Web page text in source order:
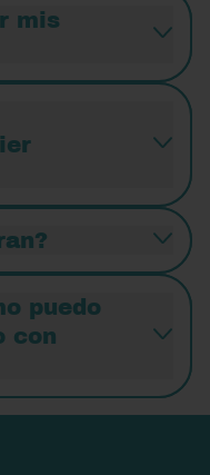
mis
puedo
con